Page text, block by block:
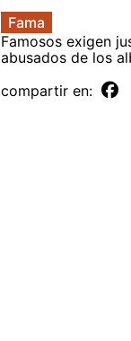
Fama
Famosos exigen
abusados de los
compartir en: